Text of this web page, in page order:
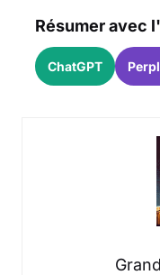
Résumer avec
ChatGPT